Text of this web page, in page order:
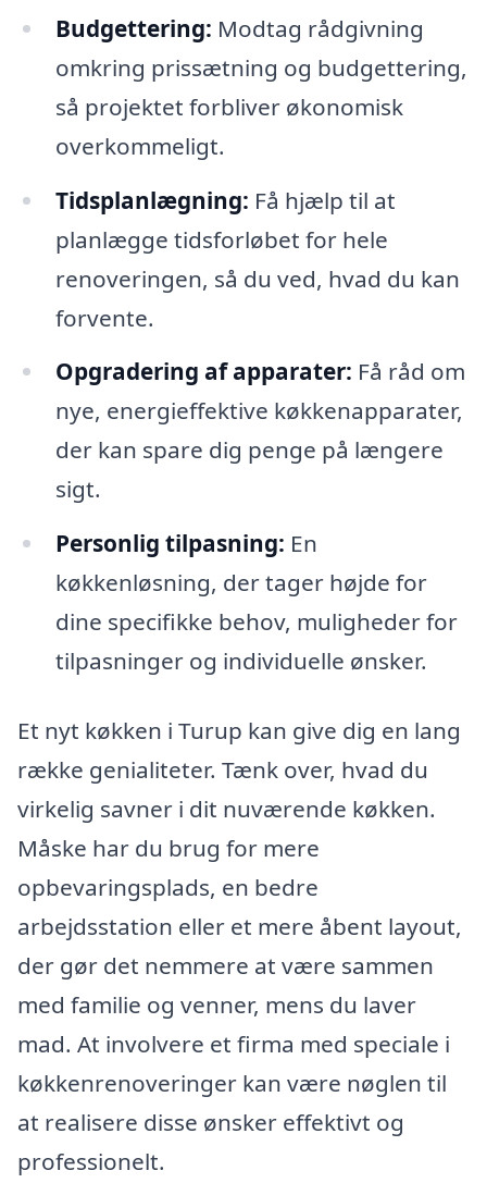
Budgettering: Modtag rådgivning
omkring prissætning og budgettering,
så projektet forbliver økonomisk
overkommeligt.
Tidsplanlægning: Få hjælp til at
planlægge tidsforløbet for hele
renoveringen, så du ved, hvad du kan
forvente.
Opgradering af apparater: Få råd om
nye, energieffektive køkkenapparater,
der kan spare dig penge på længere
sigt.
Personlig tilpasning: En
køkkenløsning, der tager højde for
dine specifikke behov, muligheder for
tilpasninger og individuelle ønsker.
Et nyt køkken i Turup kan give dig en lang
række genialiteter. Tænk over, hvad du
virkelig savner i dit nuværende køkken.
Måske har du brug for mere
opbevaringsplads, en bedre
arbejdsstation eller et mere åbent layout,
der gør det nemmere at være sammen
med familie og venner, mens du laver
mad. At involvere et firma med speciale i
køkkenrenoveringer kan være nøglen til
at realisere disse ønsker effektivt og
professionelt.